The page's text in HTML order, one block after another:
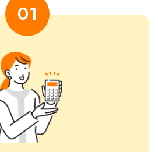
01